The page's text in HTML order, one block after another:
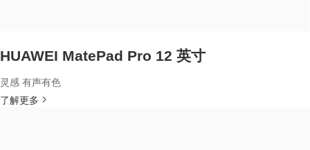
HUAWEI MatePad Pro 12 英寸
灵感 有声有色
了解更多